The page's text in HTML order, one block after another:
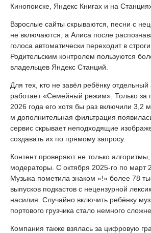
Кинопоиске, Яндекс Книгах и на
Взрослые сайты скрываются, песни с
не включаются, а Алиса после
голоса автоматически переходит в
Родительским контролем пользуются
владельцев Яндекс Станций.
Для тех, кто не завёл ребёнку отдельный
работает «Семейный режим». Только за
2026 года его хотя бы раз включили 3,2
м дополнительная фильтрация
сервис скрывает неподходящие
создавать их по прямому запросу.
Контент проверяют не только
модераторы. С октября 2025-го по март
Музыка пометила знаком «!» более 78
выпусков подкастов с нецензурной
насилия. Случайно включить ребёнку
портового грузчика стало немного
Компания также взялась за цифровую